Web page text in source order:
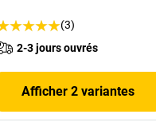
(3)
2-3 jours ouvrés
Afficher 2 variantes